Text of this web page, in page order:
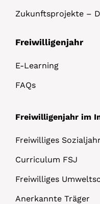
Zukunftsprojekte –
Freiwilligenjahr
E-Learning
FAQs
Freiwilligenjahr im
Freiwilliges Sozialjahr
Curriculum FSJ
Freiwilliges
Anerkannte Träger